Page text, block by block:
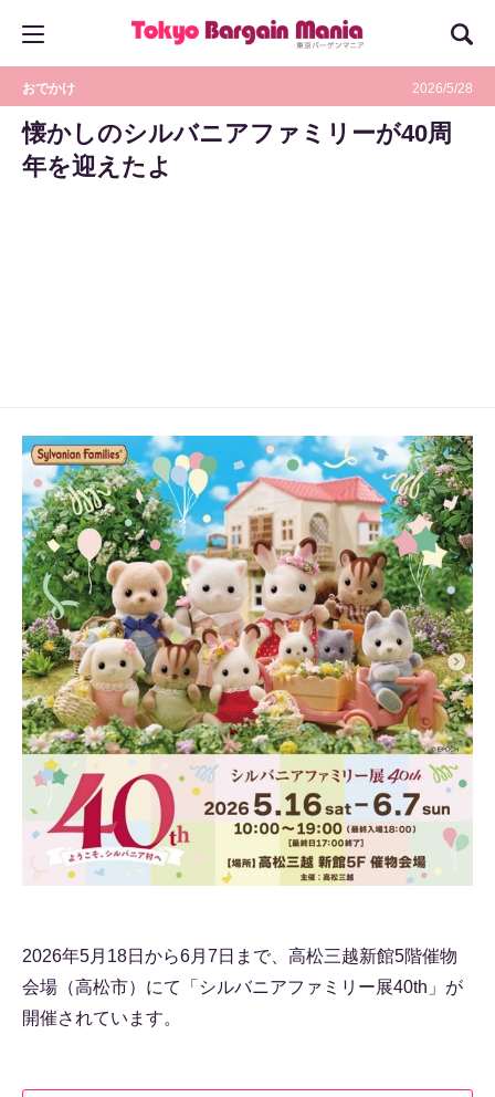
おでかけ 2026/5/28
懐かしのシルバニアファミリーが40周
年を迎えたよ
2026年5月18日から6月7日まで、高松三越新館5階催物
会場（高松市）にて「シルバニアファミリー展40th」が
開催されています。